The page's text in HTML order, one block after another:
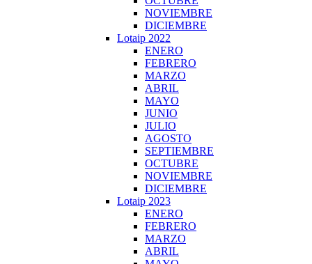
NOVIEMBRE
DICIEMBRE
Lotaip 2022
ENERO
FEBRERO
MARZO
ABRIL
MAYO
JUNIO
JULIO
AGOSTO
SEPTIEMBRE
OCTUBRE
NOVIEMBRE
DICIEMBRE
Lotaip 2023
ENERO
FEBRERO
MARZO
ABRIL